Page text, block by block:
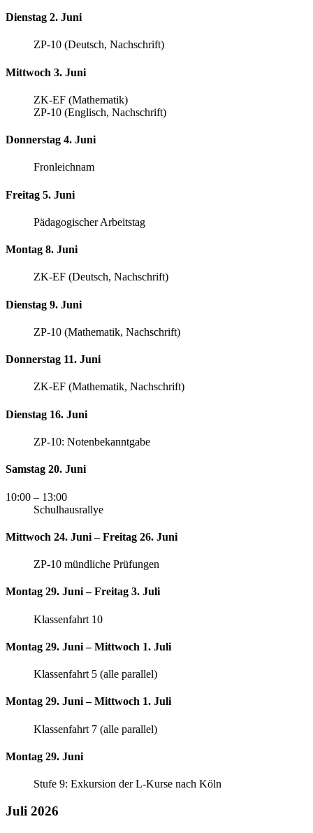
Dienstag 2. Juni
ZP-10 (Deutsch, Nachschrift)
Mittwoch 3. Juni
ZK-EF (Mathematik)
ZP-10 (Englisch, Nachschrift)
Donnerstag 4. Juni
Fronleichnam
Freitag 5. Juni
Pädagogischer Arbeitstag
Montag 8. Juni
ZK-EF (Deutsch, Nachschrift)
Dienstag 9. Juni
ZP-10 (Mathematik, Nachschrift)
Donnerstag 11. Juni
ZK-EF (Mathematik, Nachschrift)
Dienstag 16. Juni
ZP-10: Notenbekanntgabe
Samstag 20. Juni
10:00 – 13:00
Schulhausrallye
Mittwoch 24. Juni – Freitag 26. Juni
ZP-10 mündliche Prüfungen
Montag 29. Juni – Freitag 3. Juli
Klassenfahrt 10
Montag 29. Juni – Mittwoch 1. Juli
Klassenfahrt 5 (alle parallel)
Montag 29. Juni – Mittwoch 1. Juli
Klassenfahrt 7 (alle parallel)
Montag 29. Juni
Stufe 9: Exkursion der L-Kurse nach Köln
Juli 2026